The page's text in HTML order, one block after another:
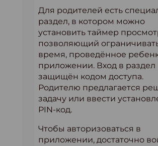
Для родителей есть
раздел, в котором можно
установить таймер
позволяющий
время, проведённое
приложении. Вход в раздел
защищён кодом доступа.
Родителю предлагается
задачу или ввести
PIN-код.
Чтобы авторизоваться в
приложении, достаточно